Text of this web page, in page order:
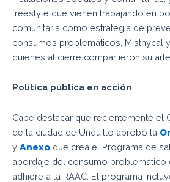
freestyle que vienen trabajando en
comunitaria como estrategia de
consumos problemáticos, Misthycal y
quienes al cierre compartieron su
Política pública en acción
Cabe destacar que recientemente el
de la ciudad de Unquillo aprobó la
y Anexo que crea el Programa de
abordaje del consumo problemático
adhiere a la RAAC. El programa